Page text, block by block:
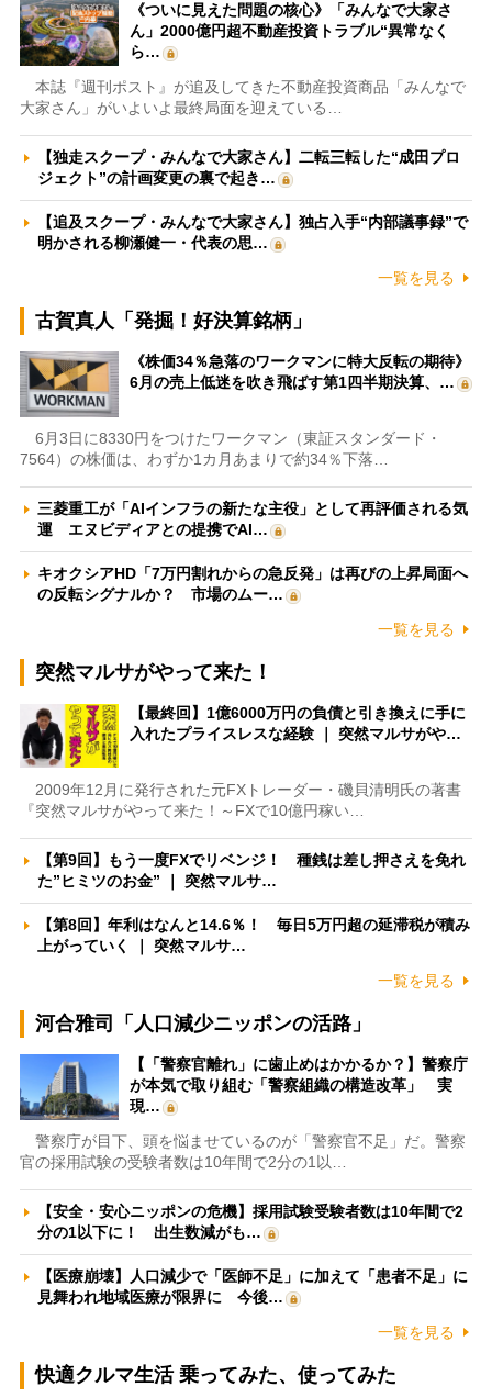
《ついに見えた問題の核心》「みんなで大家さ
ん」2000億円超不動産投資トラブル“異常なく
ら…
本誌『週刊ポスト』が追及してきた不動産投資商品「みんなで
大家さん」がいよいよ最終局面を迎えている…
【独走スクープ・みんなで大家さん】二転三転した“成田プロ
ジェクト”の計画変更の裏で起き…
【追及スクープ・みんなで大家さん】独占入手“内部議事録”で
明かされる柳瀬健一・代表の思…
一覧を見る
古賀真人「発掘！好決算銘柄」
《株価34％急落のワークマンに特大反転の期待》
6月の売上低迷を吹き飛ばす第1四半期決算、…
6月3日に8330円をつけたワークマン（東証スタンダード・
7564）の株価は、わずか1カ月あまりで約34％下落…
三菱重工が「AIインフラの新たな主役」として再評価される気
運 エヌビディアとの提携でAI…
キオクシアHD「7万円割れからの急反発」は再びの上昇局面へ
の反転シグナルか？ 市場のムー…
一覧を見る
突然マルサがやって来た！
【最終回】1億6000万円の負債と引き換えに手に
入れたプライスレスな経験 ｜ 突然マルサがや…
2009年12月に発行された元FXトレーダー・磯貝清明氏の著書
『突然マルサがやって来た！～FXで10億円稼い…
【第9回】もう一度FXでリベンジ！ 種銭は差し押さえを免れ
た”ヒミツのお金” ｜ 突然マルサ…
【第8回】年利はなんと14.6％！ 毎日5万円超の延滞税が積み
上がっていく ｜ 突然マルサ…
一覧を見る
河合雅司「人口減少ニッポンの活路」
【「警察官離れ」に歯止めはかかるか？】警察庁
が本気で取り組む「警察組織の構造改革」 実
現…
警察庁が目下、頭を悩ませているのが「警察官不足」だ。警察
官の採用試験の受験者数は10年間で2分の1以…
【安全・安心ニッポンの危機】採用試験受験者数は10年間で2
分の1以下に！ 出生数減がも…
【医療崩壊】人口減少で「医師不足」に加えて「患者不足」に
見舞われ地域医療が限界に 今後…
一覧を見る
快適クルマ生活 乗ってみた、使ってみた